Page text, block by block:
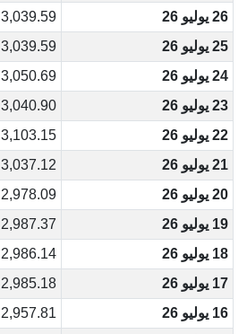
26 يوليو 26
3,039.59
25 يوليو 26
3,039.59
24 يوليو 26
3,050.69
23 يوليو 26
3,040.90
22 يوليو 26
3,103.15
21 يوليو 26
3,037.12
20 يوليو 26
2,978.09
19 يوليو 26
2,987.37
18 يوليو 26
2,986.14
17 يوليو 26
2,985.18
16 يوليو 26
2,957.81